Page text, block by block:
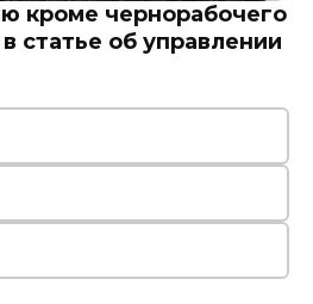
кроме чернорабочего
статье об управлении